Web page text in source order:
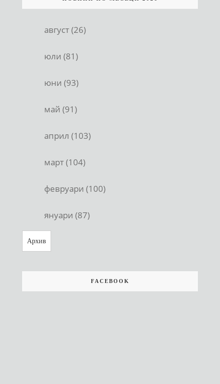
август (26)
юли (81)
юни (93)
май (91)
април (103)
март (104)
февруари (100)
януари (87)
Архив
FACEBOOK